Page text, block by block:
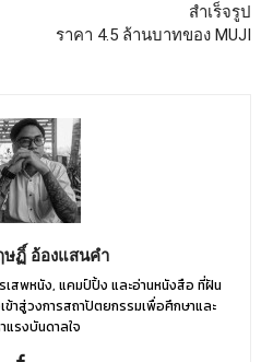
สำเร็จรูป
ราคา 4.5 ล้านบาทของ MUJI
ษฏิ์ อ้องแสนคำ
สพหนัง, แคมป์ปิ้ง และอ่านหนังสือ ที่ฝัน
ข้าสู่วงการสถาปัตยกรรมเพื่อศึกษาและ
แรงบันดาลใจ